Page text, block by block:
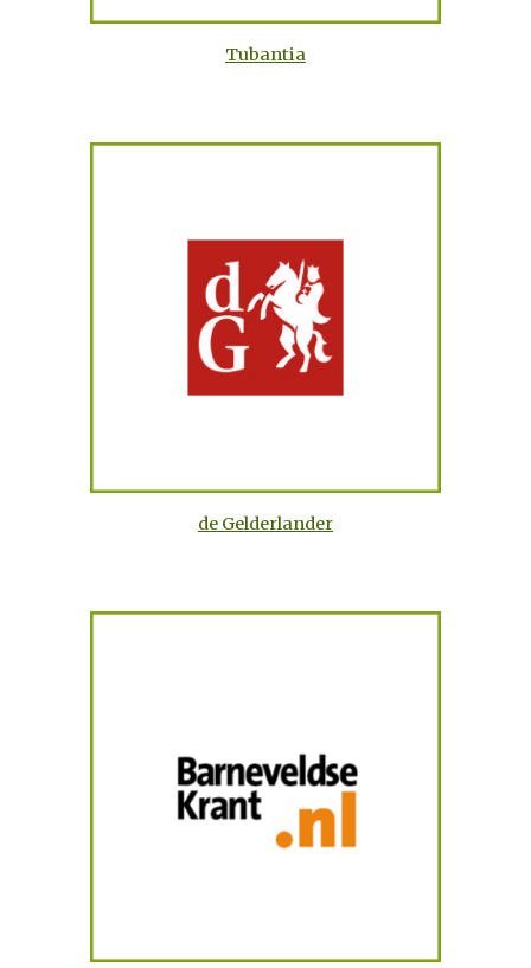
Tubantia
de Gelderlander